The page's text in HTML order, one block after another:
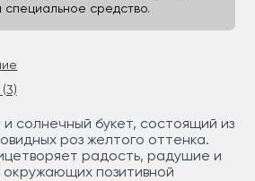
специальное средство.
солнечный букет, состоящий из
роз желтого оттенка.
радость, радушие и
окружающих позитивной